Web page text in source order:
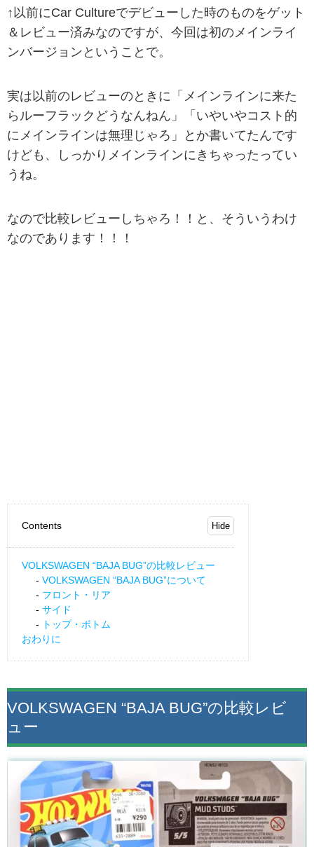
↑以前にCar Cultureでデビューした時のものをゲット
＆レビュー済みなのですが、今回は初のメインライ
ンバージョンということで。
実は以前のレビューのときに「メインラインに来た
らルーフラックどうなんねん」「いやいやコスト的
にメインラインは無理じゃろ」とか書いてたんです
けども、しっかりメインラインにきちゃったってい
うね。
なので比較レビューしちゃろ！！と、そういうわけ
なのであります！！！
Contents
VOLKSWAGEN “BAJA BUG”の比較レビュー
VOLKSWAGEN “BAJA BUG”について
フロント・リア
サイド
トップ・ボトム
おわりに
VOLKSWAGEN “BAJA BUG”の比較レビ
ュー